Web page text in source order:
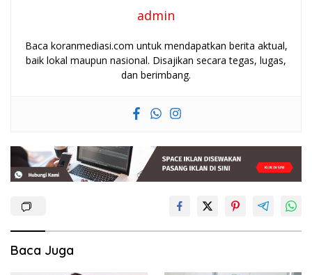
admin
Baca koranmediasi.com untuk mendapatkan berita aktual,
baik lokal maupun nasional. Disajikan secara tegas, lugas,
dan berimbang.
Baca Juga